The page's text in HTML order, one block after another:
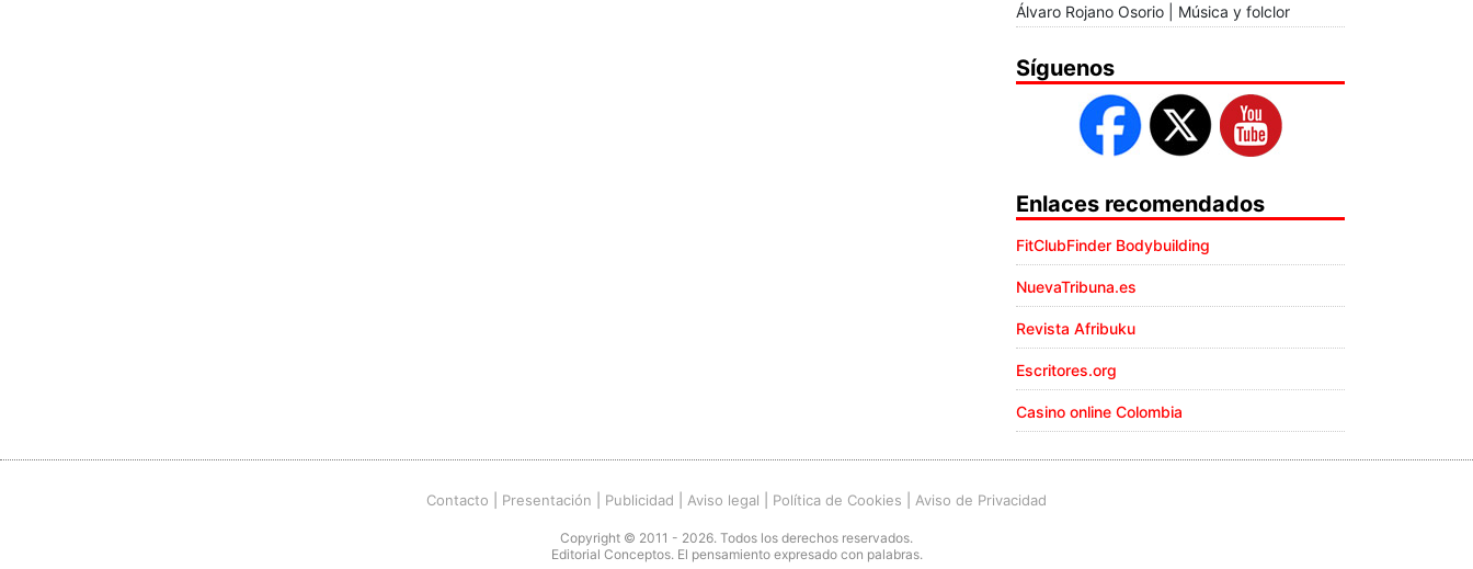
Álvaro Rojano Osorio | Música y folclor
Síguenos
Enlaces recomendados
FitClubFinder Bodybuilding
NuevaTribuna.es
Revista Afribuku
Escritores.org
Casino online Colombia
Contacto Presentación Publicidad Aviso legal Política de Cookies Aviso de Privacidad
Copyright © 2011 - 2026. Todos los derechos reservados.
Editorial Conceptos. El pensamiento expresado con palabras.